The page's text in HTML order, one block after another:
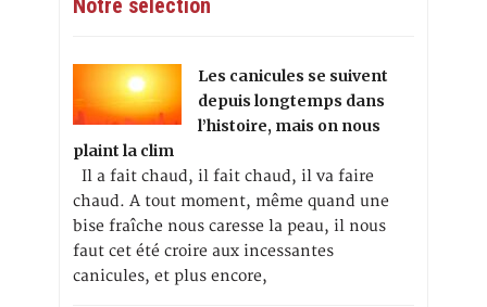
Les canicules se suivent
depuis longtemps dans
l’histoire, mais on nous
plaint la clim
Il a fait chaud, il fait chaud, il va faire
chaud. A tout moment, même quand une
bise fraîche nous caresse la peau, il nous
faut cet été croire aux incessantes
canicules, et plus encore,